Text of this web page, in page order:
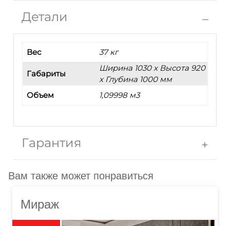
Детали
Вес 37 кг
Габариты
Ширина 1030 x Высота 920
x Глубина 1000 мм
Объем
1,09998 м3
Гарантия
Вам также может понравиться
Мираж